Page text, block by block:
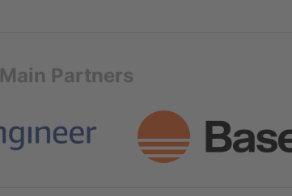
Main Partners